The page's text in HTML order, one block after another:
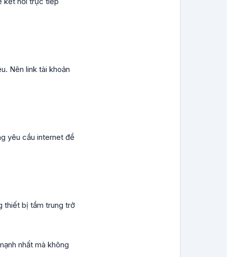
Nên link tài khoản
yêu cầu internet để
thiết bị tầm trung trở
nhất mà không